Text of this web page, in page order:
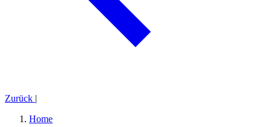
Zurück |
Home